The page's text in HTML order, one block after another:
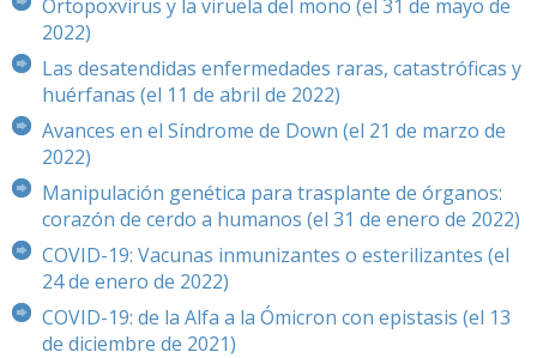
Ortopoxvirus y la viruela del mono (el 31 de mayo de
2022)
Las desatendidas enfermedades raras, catastróficas y
huérfanas (el 11 de abril de 2022)
Avances en el Síndrome de Down (el 21 de marzo de
2022)
Manipulación genética para trasplante de órganos:
corazón de cerdo a humanos (el 31 de enero de 2022)
COVID-19: Vacunas inmunizantes o esterilizantes (el
24 de enero de 2022)
COVID-19: de la Alfa a la Ómicron con epistasis (el 13
de diciembre de 2021)